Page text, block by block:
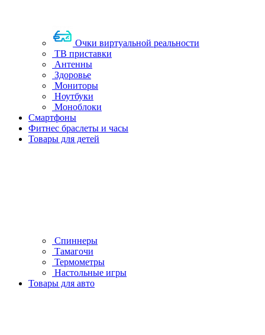
Очки виртуальной реальности
ТВ приставки
Антенны
Здоровье
Мониторы
Ноутбуки
Моноблоки
Смартфоны
Фитнес браслеты и часы
Товары для детей
Спиннеры
Тамагочи
Термометры
Настольные игры
Товары для авто